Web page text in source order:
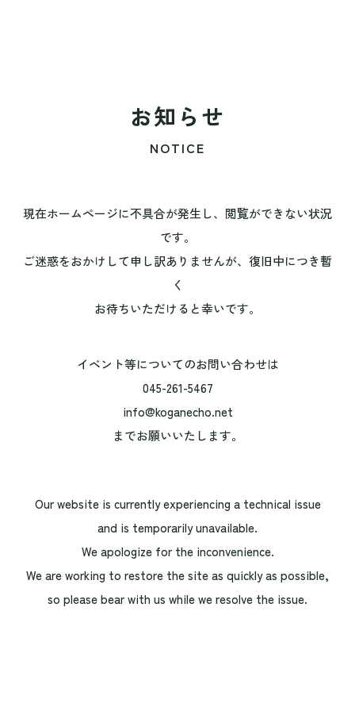
お知らせ
NOTICE
現在ホームページに不具合が発生し、閲覧ができない状況
です。
ご迷惑をおかけして申し訳ありませんが、復旧中につき暫
く
お待ちいただけると幸いです。
イベント等についてのお問い合わせは
045-261-5467
info@koganecho.net
までお願いいたします。
Our website is currently experiencing a technical issue
and is temporarily unavailable.
We apologize for the inconvenience.
We are working to restore the site as quickly as possible,
so please bear with us while we resolve the issue.